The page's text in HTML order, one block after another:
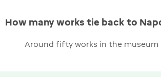
How many works tie back to
Around fifty works in the museum